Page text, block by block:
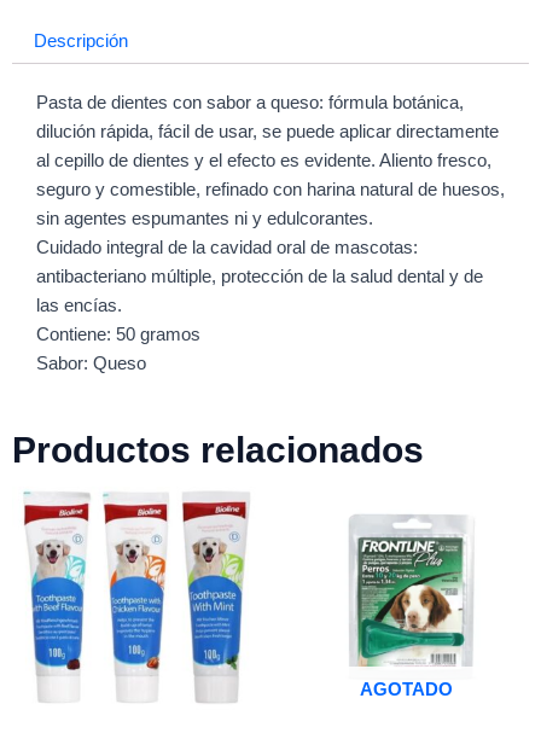
Descripción
Pasta de dientes con sabor a queso: fórmula botánica,
dilución rápida, fácil de usar, se puede aplicar directamente
al cepillo de dientes y el efecto es evidente. Aliento fresco,
seguro y comestible, refinado con harina natural de huesos,
sin agentes espumantes ni y edulcorantes.
Cuidado integral de la cavidad oral de mascotas:
antibacteriano múltiple, protección de la salud dental y de
las encías.
Contiene: 50 gramos
Sabor: Queso
Productos relacionados
AGOTADO